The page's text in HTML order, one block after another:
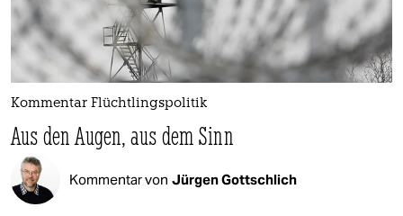
Kommentar Flüchtlingspolitik
Aus den Augen, aus dem Sinn
Kommentar von Jürgen Gottschlich